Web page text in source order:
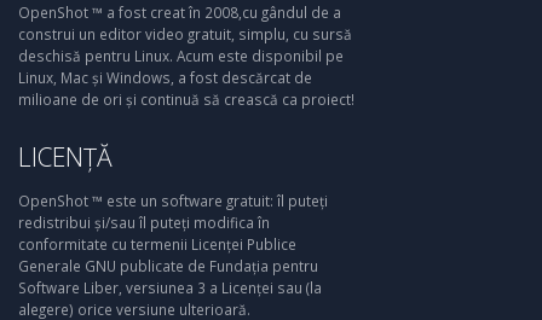
OpenShot ™ a fost creat în 2008,cu gândul de a
construi un editor video gratuit, simplu, cu sursă
deschisă pentru Linux. Acum este disponibil pe
Linux, Mac și Windows, a fost descărcat de
milioane de ori și continuă să crească ca proiect!
LICENȚĂ
OpenShot ™ este un software gratuit: îl puteți
redistribui și/sau îl puteți modifica în
conformitate cu termenii Licenței Publice
Generale GNU publicate de Fundația pentru
Software Liber, versiunea 3 a Licenței sau (la
alegere) orice versiune ulterioară.